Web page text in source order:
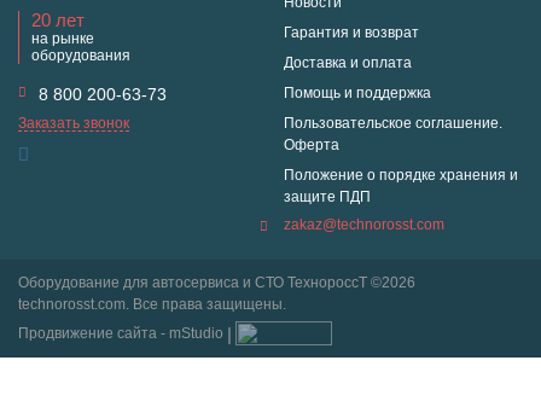
20 лет
на рынке
оборудования
8 800 200-63-73
Заказать звонок
Гарантия и возврат
Доставка и оплата
Помощь и поддержка
Пользовательское соглашение.
Оферта
Положение о порядке хранения и
защите ПДП
zakaz@technorosst.com
Оборудование для автосервиса и СТО ТехнороссТ ©2026
technorosst.com. Все права защищены.
Продвижение сайта - mStudio